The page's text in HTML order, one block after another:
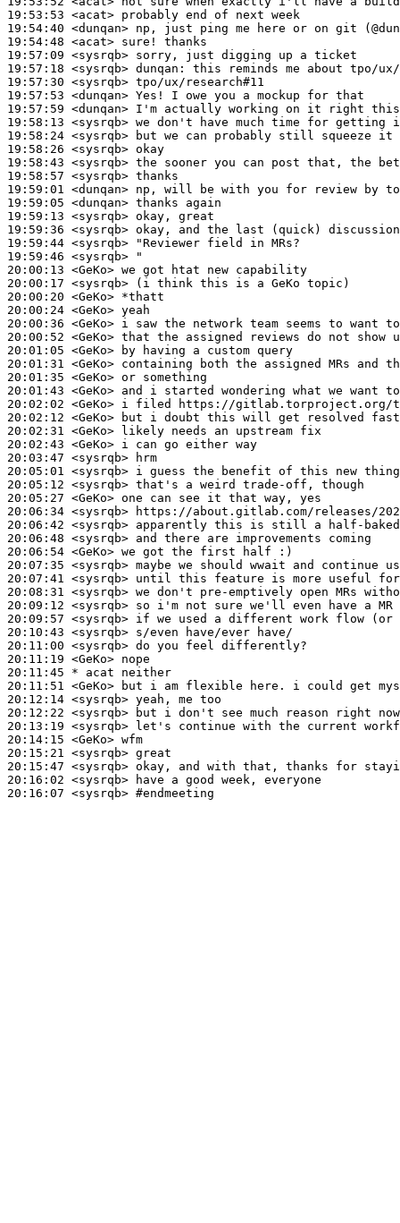
19:53:53 <acat>
19:54:40 <dunqan>
19:54:48 <acat>
19:57:09 <sysrqb>
19:57:18 <sysrqb> dunqan:
19:57:30 <sysrqb>
19:57:53 <dunqan>
19:57:59 <dunqan>
19:58:13 <sysrqb>
19:58:24 <sysrqb>
19:58:26 <sysrqb>
19:58:43 <sysrqb>
19:58:57 <sysrqb>
19:59:01 <dunqan>
19:59:05 <dunqan>
19:59:13 <sysrqb>
19:59:36 <sysrqb>
19:59:44 <sysrqb>
19:59:46 <sysrqb>
20:00:13 <GeKo>
20:00:17 <sysrqb>
20:00:20 <GeKo>
20:00:24 <GeKo>
20:00:36 <GeKo>
20:00:52 <GeKo>
20:01:05 <GeKo>
20:01:31 <GeKo>
20:01:35 <GeKo>
20:01:43 <GeKo>
20:02:02 <GeKo>
20:02:12 <GeKo>
20:02:31 <GeKo>
20:02:43 <GeKo>
20:03:47 <sysrqb>
20:05:01 <sysrqb>
20:05:12 <sysrqb>
20:05:27 <GeKo>
20:06:34 <sysrqb>
20:06:42 <sysrqb>
20:06:48 <sysrqb>
20:06:54 <GeKo>
20:07:35 <sysrqb>
20:07:41 <sysrqb>
20:08:31 <sysrqb>
20:09:12 <sysrqb>
20:09:57 <sysrqb>
20:10:43 <sysrqb>
20:11:00 <sysrqb>
20:11:19 <GeKo>
20:11:45 * acat
neither
20:11:51 <GeKo>
20:12:14 <sysrqb>
20:12:22 <sysrqb>
20:13:19 <sysrqb>
20:14:15 <GeKo>
20:15:21 <sysrqb>
20:15:47 <sysrqb>
20:16:02 <sysrqb>
20:16:07 <sysrqb> #endmeeting